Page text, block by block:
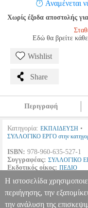
Αναμένεται
Χωρίς έξοδα αποστολής
Εδώ θα βρείτε κάθε
Wishlist
Share
Περιγραφή
Κατηγορία: ΕΚΠΑΙΔΕΥΣΗ •
ΣΥΛΛΟΓΙΚΟ ΕΡΓΟ στην
ISBN: 978-960-635-527-1
Συγγραφέας: ΣΥΛΛΟΓΙΚΟ
Εκδοτικός οίκος: ΠΕΔΙΟ
Διαστάσεις:17Χ24
Ημερομηνία Έκδοσης:
Η ιστοσελίδα
περιήγησης, την
την ανάλυση της